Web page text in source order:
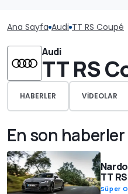
Ana Sayfa Audi TT RS Coupé
Audi
TT RS
HABERLER VIDEOLAR
En son haberler
TT
Süper